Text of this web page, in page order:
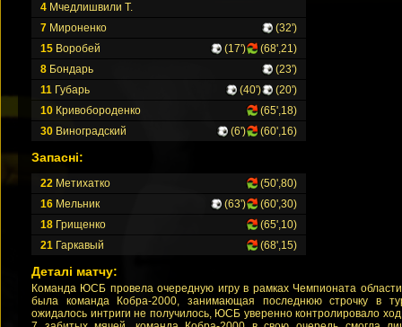
4 Мчедлишвили Т.
7 Мироненко
(32')
15 Воробей (68',21)
(17')
8 Бондарь
(23')
11 Губарь (20')
(40')
10 Кривобороденко
(65',18)
30 Виноградский (60',16)
(6')
Запасні:
22 Метихатко
(50',80)
16 Мельник (60',30)
(63')
18 Грищенко
(65',10)
21 Гаркавый (68',15)
Деталі матчу:
Команда ЮСБ провела очередную игру в рамках Чемпионата
была команда Кобра-2000, занимающая последнюю строчку в
ожидалось интриги не получилось, ЮСБ уверенно контролировало